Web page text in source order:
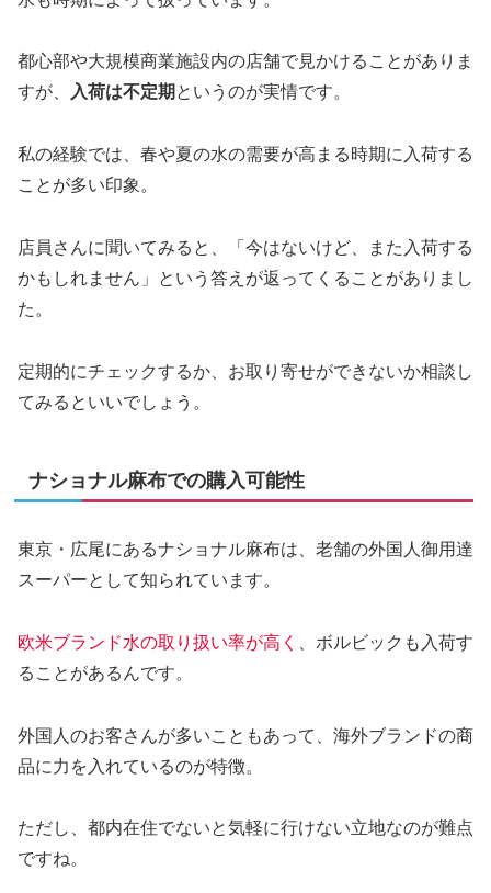
都心部や大規模商業施設内の店舗で見かけることがありま
すが、
入荷は不定期 というのが実情です。
私の経験では、春や夏の水の需要が高まる時期に入荷する
ことが多い印象。
店員さんに聞いてみると、「今はないけど、また入荷する
かもしれません」という答えが返ってくることがありまし
た。
定期的にチェックするか、お取り寄せができないか相談し
てみるといいでしょう。
ナショナル麻布での購入可能性
東京・広尾にあるナショナル麻布は、老舗の外国人御用達
スーパーとして知られています。
欧米ブランド水の取り扱い率が高く
、ボルビックも入荷す
ることがあるんです。
外国人のお客さんが多いこともあって、海外ブランドの商
品に力を入れているのが特徴。
ただし、都内在住でないと気軽に行けない立地なのが難点
ですね。